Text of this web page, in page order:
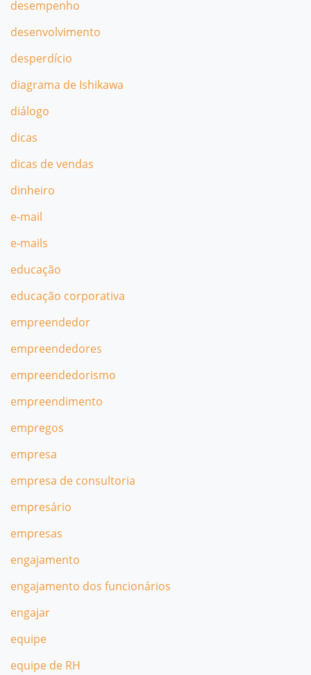
desempenho
desenvolvimento
desperdício
diagrama de Ishikawa
diálogo
dicas
dicas de vendas
dinheiro
e-mail
e-mails
educação
educação corporativa
empreendedor
empreendedores
empreendedorismo
empreendimento
empregos
empresa
empresa de consultoria
empresário
empresas
engajamento
engajamento dos funcionários
engajar
equipe
equipe de RH